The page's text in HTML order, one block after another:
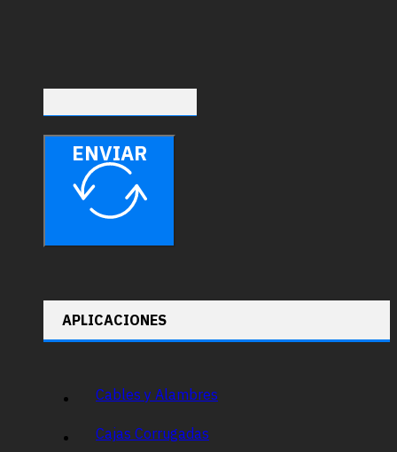
ENVIAR
APLICACIONES
Cables y Alambres
Cajas Corrugadas